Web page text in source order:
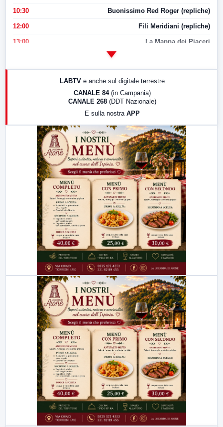
10:30 Buonissimo Red Roger (repliche)
12:00 Fili Meridiani (repliche)
13:00 La Mappa dei Piaceri
LabNews (replica)
LABTV e anche sul digitale terrestre
CANALE 84 (in Campania)
CANALE 268 (DDT Nazionale)
E sulla nostra APP